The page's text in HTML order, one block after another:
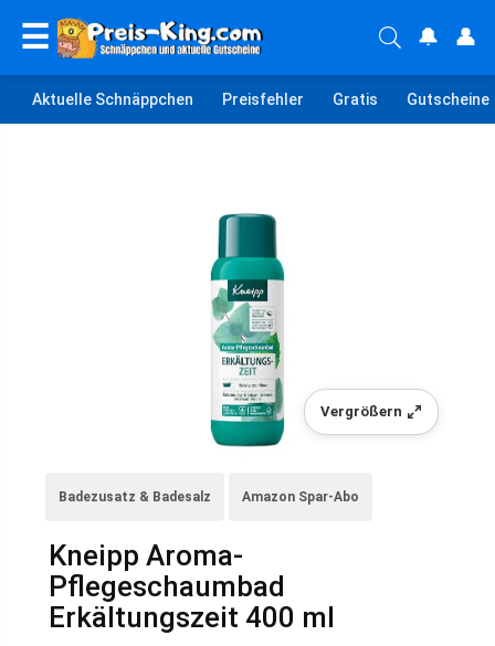
☰ 🔔 👤
Aktuelle Schnäppchen Preisfehler Gratis Gutscheine
Vergrößern
Badezusatz & Badesalz Amazon Spar-Abo
Kneipp Aroma-
Pflegeschaumbad
Erkältungszeit 400 ml